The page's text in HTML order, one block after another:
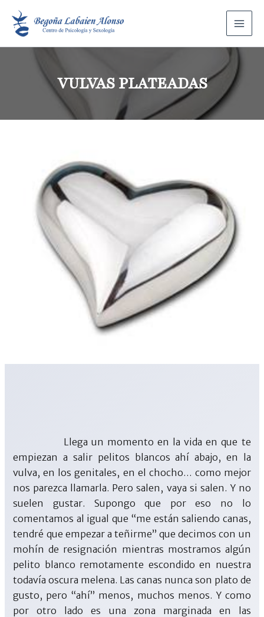
VULVAS PLATEADAS
Llega un momento en la vida en que te
empiezan a salir pelitos blancos ahí abajo, en la
vulva, en los genitales, en el chocho… como mejor
nos parezca llamarla. Pero salen, vaya si salen. Y no
suelen gustar. Supongo que por eso no lo
comentamos al igual que “me están saliendo canas,
tendré que empezar a teñirme” que decimos con un
mohín de resignación mientras mostramos algún
pelito blanco remotamente escondido en nuestra
todavía oscura melena. Las canas nunca son plato de
gusto, pero “ahí” menos, muchos menos. Y como
por otro lado es una zona marginada en las